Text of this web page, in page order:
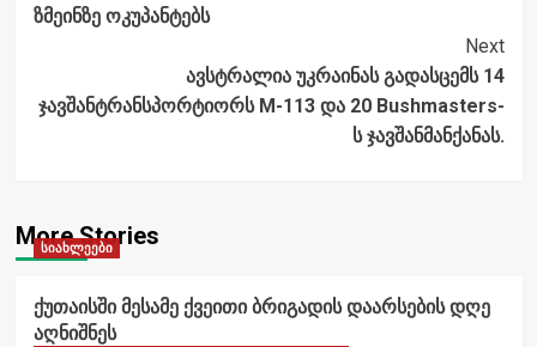
ზმეინზე ოკუპანტებს
Next
ავსტრალია უკრაინას გადასცემს 14
ჯავშანტრანსპორტიორს M-113 და 20 Bushmasters-
ს ჯავშანმანქანას.
More Stories
სიახლეები
ქუთაისში მესამე ქვეითი ბრიგადის დაარსების დღე
აღნიშნეს